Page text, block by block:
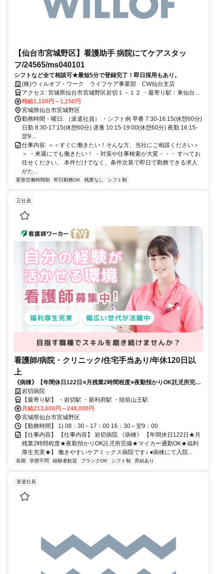
【仙台市宮城野区】看護助手 病院にてケアスタッ
フ/24565/ms040101
シフトなど全て相談可★最短5分で登録完了！即日採用もあり。
(株)ウィルオブ・ワーク ライフケア事業部 CW仙台支店
アクセス: 宮城県仙台市宮城野区岩切１－１２ ・最寄り駅：東仙台
駅 車で7分
時給1,100円～1,150円
宮城県仙台市宮城野区
勤務時間・曜日: （派遣社員） ・シフト例 早番 7:30-16:15(休憩60分)
日勤 8:30-17:15(休憩60分) 遅番 10:15-19:00(休憩60分) 夜勤 16:15-
翌9:...
仕事内容: ＜＜すぐに働きたい！そんな方、当社にご相談ください＞
＞ ・来週にでも働きたい！ ・対策や仕事検索が大変・・・ すべてお
任せください。 本件だけでなく、条件次第で即日で勤務できる求人
がた...
変形労働時間制 即日勤務OK 残業なし シフト制
正社員
看護師/病院・クリニック/住宅手当あり/年休120日以
上
《病棟》【年間休日122日⭐月残業2時間程度⭐夜勤預かりOK託児所完備
⭐マイカー通勤OK⭐福利厚生充実⭐】働きやすいケアミックス病院です✨
岩切病院
【最寄り駅】 ・岩切駅 ・新利府駅 ・陸前山王駅
月給213,000円～248,000円
宮城県仙台市宮城野区
【勤務時間】 1) 08：30～17：00 16：30～翌9：00
【仕事内容】 【仕事内容】 岩切病院 《病棟》 【年間休日122日★月
残業2時間程度★夜勤預かりOK託児所完備★マイカー通勤OK★福利
厚生充実★】 働きやすいケアミックス病院です♪ ●病棟にて入院...
長期 学歴不問 経験者歓迎 ブランクOK シフト制 昇給あり
派遣社員